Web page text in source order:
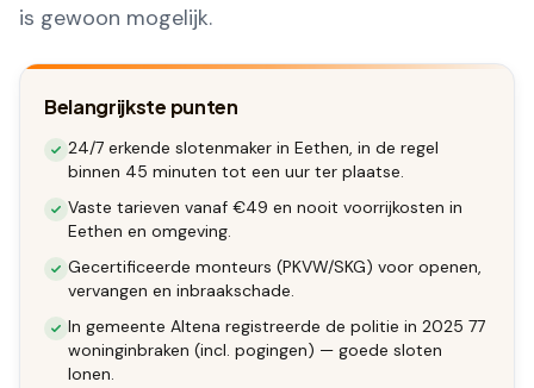
is gewoon mogelijk.
Belangrijkste punten
24/7 erkende slotenmaker in Eethen, in de regel
binnen 45 minuten tot een uur ter plaatse.
Vaste tarieven vanaf €49 en nooit voorrijkosten in
Eethen en omgeving.
Gecertificeerde monteurs (PKVW/SKG) voor openen,
vervangen en inbraakschade.
In gemeente Altena registreerde de politie in 2025 77
woninginbraken (incl. pogingen) — goede sloten
lonen.